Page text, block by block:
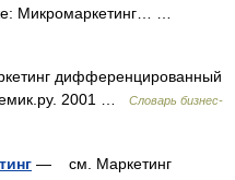
Микромаркетинг… …
дифференцированный
2001 …
Словарь бизнес-
— см. Маркетинг